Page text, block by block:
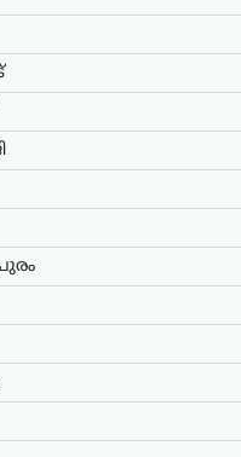
(പിന്നാക്കവർ, ദളിതർ,
സമാജ്‌വാദി
അഖിലേഷ് യാദവ്
പിഡിഎയുടെ ശക്തി
അതിനെ
മുഫ്തി
പതാക
പിടിച്ചു;
സിംഗ്
കശ്മീരിന്റെ മുൻ